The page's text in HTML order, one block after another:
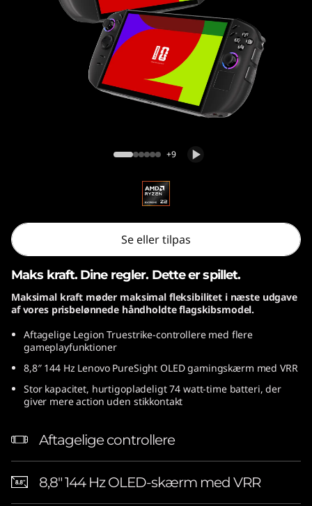
+9
Se eller tilpas
Maks kraft. Dine regler. Dette er spillet.
Maksimal kraft møder maksimal fleksibilitet i næste udgave
af vores prisbelønnede håndholdte flagskibsmodel.
Aftagelige Legion Truestrike-controllere med flere
gameplayfunktioner
8,8″ 144 Hz Lenovo PureSight OLED gamingskærm med VRR
Stor kapacitet, hurtigopladeligt 74 watt-time batteri, der
giver mere action uden stikkontakt
Aftagelige controllere
8,8″ 144 Hz OLED-skærm med VRR